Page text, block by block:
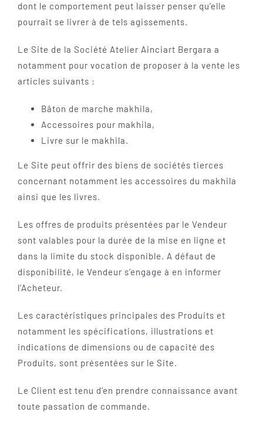
dont le comportement peut laisser penser qu’elle
pourrait se livrer à de tels agissements.
Le Site de la Société Atelier Ainciart Bergara a
notamment pour vocation de proposer à la vente les
articles suivants :
Bâton de marche makhila,
Accessoires pour makhila,
Livre sur le makhila.
Le Site peut offrir des biens de sociétés tierces
concernant notamment les accessoires du makhila
ainsi que les livres.
Les offres de produits présentées par le Vendeur
sont valables pour la durée de la mise en ligne et
dans la limite du stock disponible. A défaut de
disponibilité, le Vendeur s’engage à en informer
l’Acheteur.
Les caractéristiques principales des Produits et
notamment les spécifications, illustrations et
indications de dimensions ou de capacité des
Produits, sont présentées sur le Site.
Le Client est tenu d’en prendre connaissance avant
toute passation de commande.